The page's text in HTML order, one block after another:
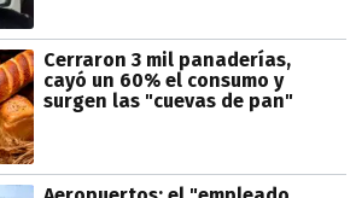
Cerraron 3 mil panaderías,
cayó un 60% el consumo y
surgen las "cuevas de pan"